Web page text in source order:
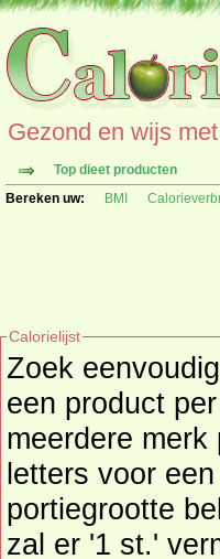
Gezond en wijs
Top dieet producten
Bereken uw:
BMI
Calorielijst
Zoek
een product
meerdere
letters voor
portiegrootte
zal er '1 st.'